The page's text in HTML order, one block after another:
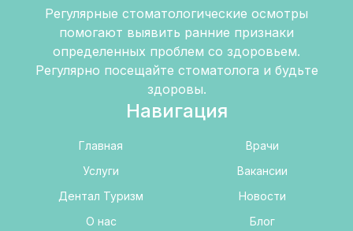
Регулярные стоматологические осмотры
помогают выявить ранние признаки
определенных проблем со здоровьем.
Регулярно посещайте стоматолога и будьте
здоровы.
Навигация
Главная
Услуги
Дентал Туризм
О нас
Врачи
Вакансии
Новости
Блог